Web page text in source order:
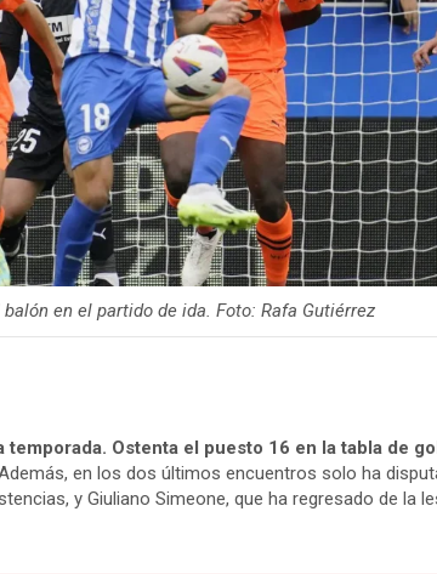
en el partido de ida. Foto: Rafa Gutiérrez
Ostenta el puesto 16 en la tabla de
en los dos últimos encuentros solo ha
y Giuliano Simeone, que ha regresado de la